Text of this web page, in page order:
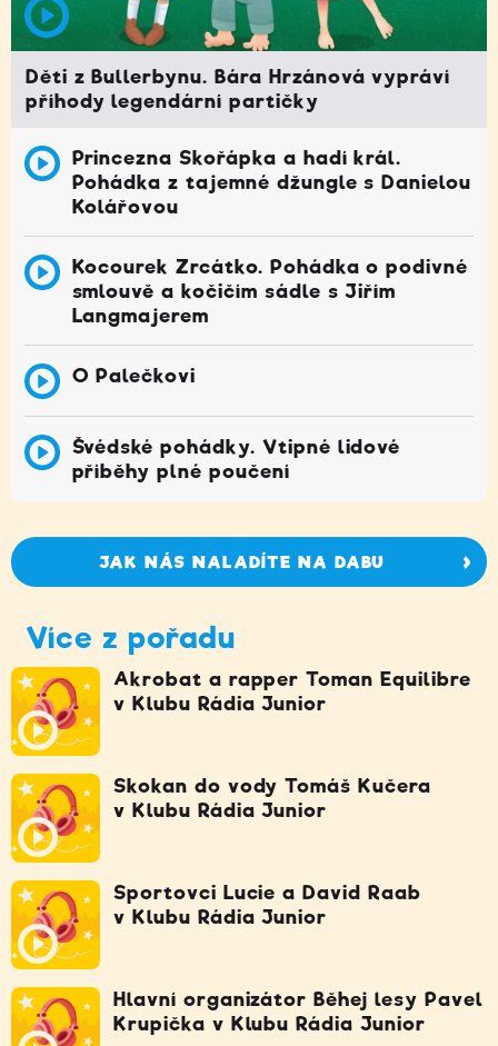
Děti z Bullerbynu. Bára Hrzánová vypráví
příhody legendární partičky
Princezna Skořápka a hadí král.
Pohádka z tajemné džungle s Danielou
Kolářovou
Kocourek Zrcátko. Pohádka o podivné
smlouvě a kočičím sádle s Jiřím
Langmajerem
O Palečkovi
Švédské pohádky. Vtipné lidové
příběhy plné poučení
JAK NÁS NALADÍTE NA DABU
Více z pořadu
Akrobat a rapper Toman Equilibre
v Klubu Rádia Junior
Skokan do vody Tomáš Kučera
v Klubu Rádia Junior
Sportovci Lucie a David Raab
v Klubu Rádia Junior
Hlavní organizátor Běhej lesy Pavel
Krupička v Klubu Rádia Junior